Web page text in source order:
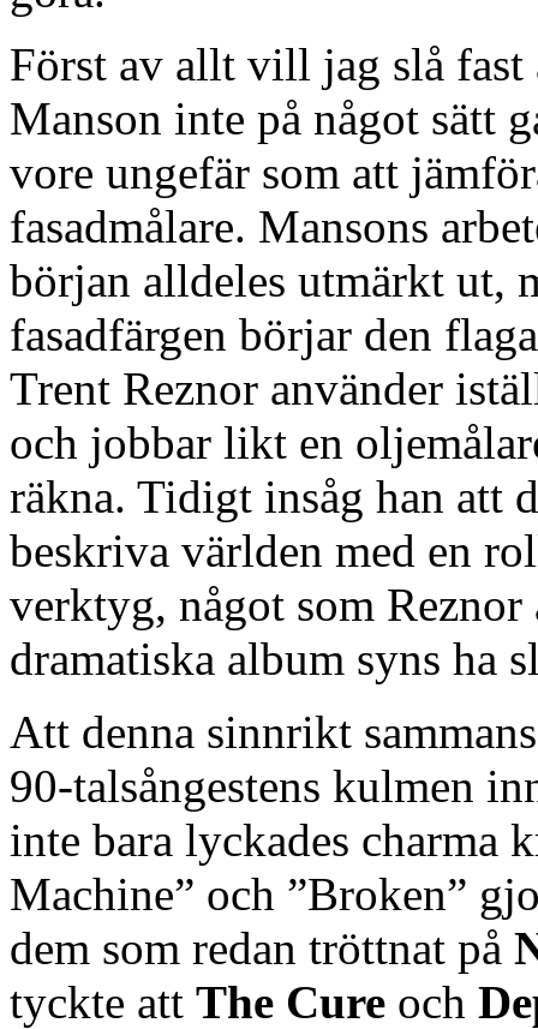
Först av allt vill jag slå
Manson inte på något sätt
vore ungefär som att
fasadmålare. Mansons
början alldeles utmärkt ut,
fasadfärgen börjar den
Trent Reznor använder
och jobbar likt en
räkna. Tidigt insåg han att
beskriva världen med en
verktyg, något som Reznor
dramatiska album syns ha
Att denna sinnrikt
90-talsångestens kulmen
inte bara lyckades charma
Machine” och ”Broken”
dem som redan tröttnat på
tyckte att The Cure och